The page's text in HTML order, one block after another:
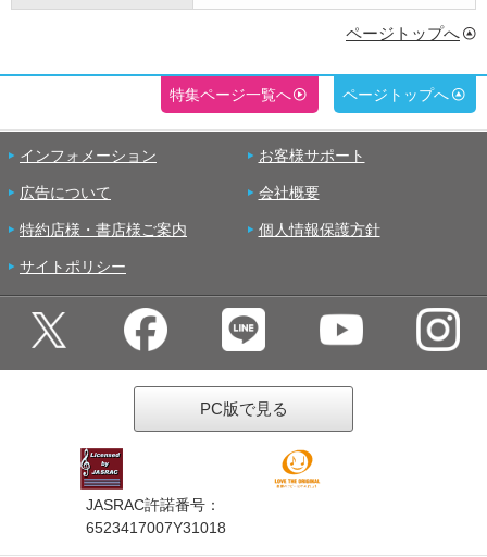
ページトップへ
特集ページ一覧へ ページトップへ
インフォメーション お客様サポート
広告について 会社概要
特約店様・書店様ご案内 個人情報保護方針
サイトポリシー
PC版で見る
JASRAC許諾番号：
6523417007Y31018